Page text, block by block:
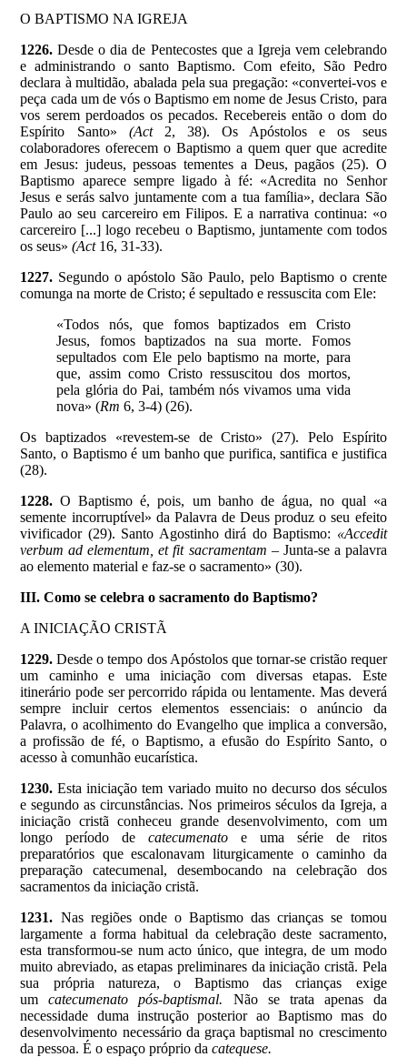
O BAPTISMO NA IGREJA
1226. Desde o dia de Pentecostes que a Igreja vem celebrando
e administrando o santo Baptismo. Com efeito, São Pedro
declara à multidão, abalada pela sua pregação: «convertei-vos e
peça cada um de vós o Baptismo em nome de Jesus Cristo, para
vos serem perdoados os pecados. Recebereis então o dom do
Espírito Santo»
(Act
2, 38). Os Apóstolos e os seus
colaboradores oferecem o Baptismo a quem quer que acredite
em Jesus: judeus, pessoas tementes a Deus, pagãos (25). O
Baptismo aparece sempre ligado à fé: «Acredita no Senhor
Jesus e serás salvo juntamente com a tua família», declara São
Paulo ao seu carcereiro em Filipos. E a narrativa continua: «o
carcereiro [...] logo recebeu o Baptismo, juntamente com todos
os seus» (Act 16, 31-33).
1227. Segundo o apóstolo São Paulo, pelo Baptismo o crente
comunga na morte de Cristo; é sepultado e ressuscita com Ele:
«Todos nós, que fomos baptizados em Cristo
Jesus, fomos baptizados na sua morte. Fomos
sepultados com Ele pelo baptismo na morte, para
que, assim como Cristo ressuscitou dos mortos,
pela glória do Pai, também nós vivamos uma vida
nova» (Rm 6, 3-4) (26).
Os baptizados «revestem-se de Cristo» (27). Pelo Espírito
Santo, o Baptismo é um banho que purifica, santifica e justifica
(28).
1228. O Baptismo é, pois, um banho de água, no qual «a
semente incorruptível» da Palavra de Deus produz o seu efeito
vivificador (29). Santo Agostinho dirá do Baptismo: «Accedit
verbum ad elementum, et fit sacramentam – Junta-se a palavra
ao elemento material e faz-se o sacramento» (30).
III. Como se celebra o sacramento do Baptismo?
A INICIAÇÃO CRISTÃ
1229. Desde o tempo dos Apóstolos que tornar-se cristão requer
um caminho e uma iniciação com diversas etapas. Este
itinerário pode ser percorrido rápida ou lentamente. Mas deverá
sempre incluir certos elementos essenciais: o anúncio da
Palavra, o acolhimento do Evangelho que implica a conversão,
a profissão de fé, o Baptismo, a efusão do Espírito Santo, o
acesso à comunhão eucarística.
1230. Esta iniciação tem variado muito no decurso dos séculos
e segundo as circunstâncias. Nos primeiros séculos da Igreja, a
iniciação cristã conheceu grande desenvolvimento, com um
longo período de
catecumenato
e uma série de ritos
preparatórios que escalonavam liturgicamente o caminho da
preparação catecumenal, desembocando na celebração dos
sacramentos da iniciação cristã.
1231. Nas regiões onde o Baptismo das crianças se tomou
largamente a forma habitual da celebração deste sacramento,
esta transformou-se num acto único, que integra, de um modo
muito abreviado, as etapas preliminares da iniciação cristã. Pela
sua própria natureza, o Baptismo das crianças exige
um
catecumenato pós-baptismal.
Não se trata apenas da
necessidade duma instrução posterior ao Baptismo mas do
desenvolvimento necessário da graça baptismal no crescimento
da pessoa. É o espaço próprio da catequese.